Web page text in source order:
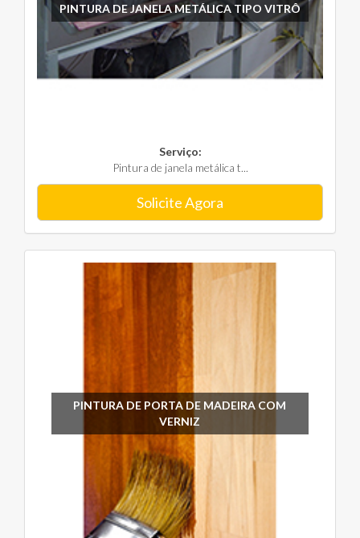
PINTURA DE JANELA METÁLICA TIPO VITRÔ
Serviço:
Pintura de janela metálica t...
Solicite Agora
PINTURA DE PORTA DE MADEIRA COM
VERNIZ